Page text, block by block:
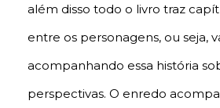
além disso todo o livro traz
entre os personagens, ou seja,
acompanhando essa história
perspectivas. O enredo